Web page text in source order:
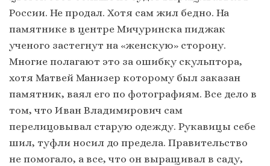
России. Не продал. Хотя сам жил бедно. На
памятнике в центре Мичуринска пиджак
ученого застегнут на «женскую» сторону.
Многие полагают это за ошибку скульптора,
хотя Матвей Манизер которому был заказан
памятник, ваял его по фотографиям. Все дело в
том, что Иван Владимирович сам
перелицовывал старую одежду. Рукавицы себе
шил, туфли носил до предела. Правительство
не помогало, а все, что он выращивал в саду,